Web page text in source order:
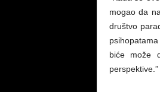
mogao da
društvo
biće može
perspektive.”